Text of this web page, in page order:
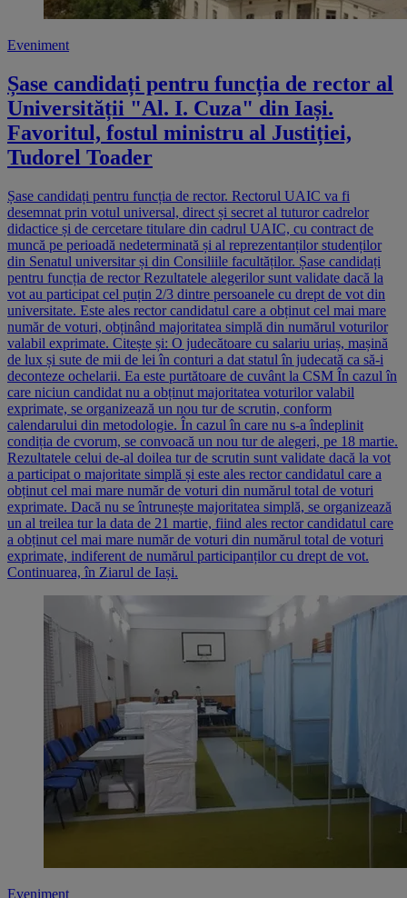
Eveniment
Șase candidați pentru funcția de rector al
Universității "Al. I. Cuza" din Iași.
Favoritul, fostul ministru al Justiției,
Tudorel Toader
Șase candidați pentru funcția de rector. Rectorul UAIC va fi
desemnat prin votul universal, direct și secret al tuturor cadrelor
didactice și de cercetare titulare din cadrul UAIC, cu contract de
muncă pe perioadă nedeterminată și al reprezentanților studenților
din Senatul universitar și din Consiliile facultăților. Șase candidați
pentru funcția de rector Rezultatele alegerilor sunt validate dacă la
vot au participat cel puțin 2/3 dintre persoanele cu drept de vot din
universitate. Este ales rector candidatul care a obținut cel mai mare
număr de voturi, obținând majoritatea simplă din numărul voturilor
valabil exprimate. Citește și: O judecătoare cu salariu uriaș, mașină
de lux și sute de mii de lei în conturi a dat statul în judecată ca să-i
deconteze ochelarii. Ea este purtătoare de cuvânt la CSM În cazul în
care niciun candidat nu a obținut majoritatea voturilor valabil
exprimate, se organizează un nou tur de scrutin, conform
calendarului din metodologie. În cazul în care nu s-a îndeplinit
condiția de cvorum, se convoacă un nou tur de alegeri, pe 18 martie.
Rezultatele celui de-al doilea tur de scrutin sunt validate dacă la vot
a participat o majoritate simplă și este ales rector candidatul care a
obținut cel mai mare număr de voturi din numărul total de voturi
exprimate. Dacă nu se întrunește majoritatea simplă, se organizează
un al treilea tur la data de 21 martie, fiind ales rector candidatul care
a obținut cel mai mare număr de voturi din numărul total de voturi
exprimate, indiferent de numărul participanților cu drept de vot.
Continuarea, în Ziarul de Iași.
Eveniment